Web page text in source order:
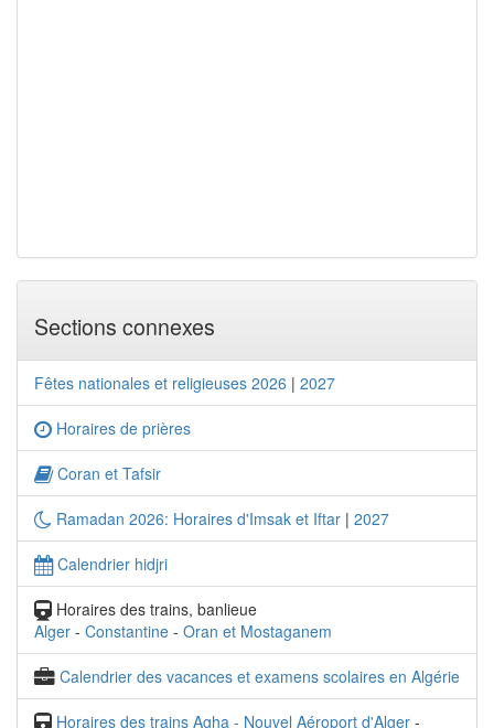
Sections connexes
Fêtes nationales et religieuses 2026 | 2027
Horaires de prières
Coran et Tafsir
Ramadan 2026: Horaires d'Imsak et Iftar | 2027
Calendrier hidjri
Horaires des trains, banlieue
Alger - Constantine - Oran et Mostaganem
Calendrier des vacances et examens scolaires en Algérie
Horaires des trains Agha - Nouvel Aéroport d'Alger -